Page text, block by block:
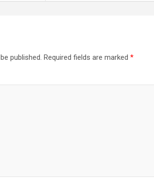
published. Required fields are marked *